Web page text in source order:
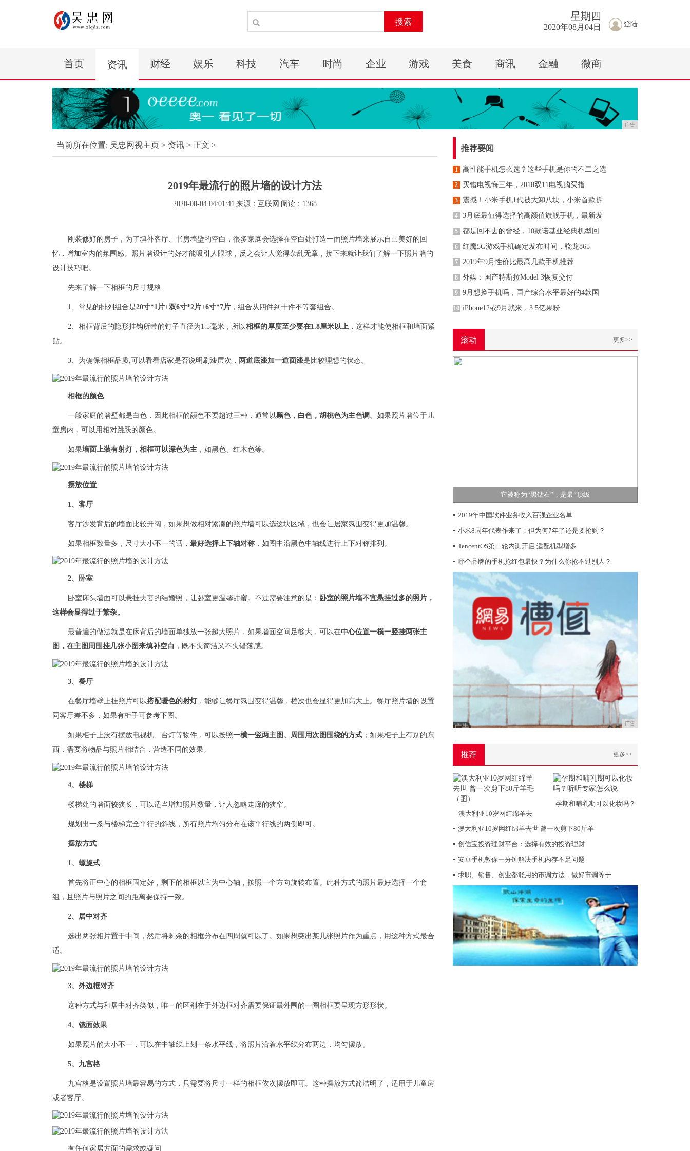
搜索 登陆
星期 四
2020年08月04日
首页 资讯 财经 娱乐 科技 汽车 时尚 企业 游戏 美食 商讯 金融 微商
广告
当前所在位置: 吴忠网视主页 > 资讯 > 正文 >
2019年最流行的照片墙的设计方法
2020-08-04 04:01:41 来源：互联网 阅读：1368
刚装修好的房子，为了填补客厅、书房墙壁的空白，很多家庭会选择在空白处打造一面照片墙来展示自己美好的回
忆，增加室内的氛围感。照片墙设计的好才能吸引人眼球，反之会让人觉得杂乱无章，接下来就让我们了解一下照片墙的
设计技巧吧。
先来了解一下相框的尺寸规格
1、常见的排列组合是20寸*1片+双6寸*2片+6寸*7片 ，组合从四件到十件不等套组合。
2、相框背后的隐形挂钩所带的钉子直径为1.5毫米，所以相框的厚度至少要在1.8厘米以上 ，这样才能使相框和墙面紧
贴。
3、为确保相框品质,可以看看店家是否说明刷漆层次， 两道底漆加一道面漆是比较理想的状态。
相框的颜色
一般家庭的墙壁都是白色，因此相框的颜色不要超过三种，通常以黑色，白色，胡桃色为主色调 。如果照片墙位于儿
童房内，可以用相对跳跃的颜色。
如果墙面上装有射灯，相框可以深色为主 ，如黑色、红木色等。
摆放位置
1、客厅
客厅沙发背后的墙面比较开阔，如果想做相对紧凑的照片墙可以选这块区域，也会让居家氛围变得更加温馨。
如果相框数量多，尺寸大小不一的话， 最好选择上下轴对称 ，如图中沿黑色中轴线进行上下对称排列。
2、卧室
卧室床头墙面可以悬挂夫妻的结婚照，让卧室更温馨甜蜜。不过需要注意的是： 卧室的照片墙不宜悬挂过多的照片，
这样会显得过于繁杂。
最普遍的做法就是在床背后的墙面单独放一张超大照片，如果墙面空间足够大，可以在中心位置一横一竖挂两张主
图，在主图周围挂几张小图来填补空白 ，既不失简洁又不失错落感。
3、餐厅
在餐厅墙壁上挂照片可以搭配暖色的射灯，能够让餐厅氛围变得温馨，档次也会显得更加高大上。餐厅照片墙的设置
同客厅差不多，如果有柜子可参考下图。
如果柜子上没有摆放电视机、台灯等物件，可以按照一横一竖两主图、周围用次图围绕的方式 ；如果柜子上有别的东
西，需要将物品与照片相结合，营造不同的效果。
4、楼梯
楼梯处的墙面较狭长，可以适当增加照片数量，让人忽略走廊的狭窄。
规划出一条与楼梯完全平行的斜线，所有照片均匀分布在该平行线的两侧即可。
摆放方式
1、螺旋式
首先将正中心的相框固定好，剩下的相框以它为中心轴，按照一个方向旋转布置。此种方式的照片最好选择一个套
组，且照片与照片之间的距离要保持一致。
2、居中对齐
选出两张相片置于中间，然后将剩余的相框分布在四周就可以了。如果想突出某几张照片作为重点，用这种方式最合
适。
3、外边框对齐
这种方式与和居中对齐类似，唯一的区别在于外边框对齐需要保证最外围的一圈相框要呈现方形形状。
4、镜面效果
如果照片的大小不一，可以在中轴线上划一条水平线，将照片沿着水平线分布两边，均匀摆放。
5、九宫格
九宫格是设置照片墙最容易的方式，只需要将尺寸一样的相框依次摆放即可。这种摆放方式简洁明了，适用于儿童房
或者客厅。
有任何家居方面的需求或疑问
推荐要闻
1 高性能手机怎么选？这些手机是你的不二之选
2 买错电视悔三年，2018双11电视购买指
3 震撼！小米手机1代被大卸八块，小米首款拆
4 3月底最值得选择的高颜值旗舰手机，最新发
5 都是回不去的曾经，10款诺基亚经典机型回
6 红魔5G游戏手机确定发布时间，骁龙865
7 2019年9月性价比最高几款手机推荐
8 外媒：国产特斯拉Model 3恢复交付
9 9月想换手机吗，国产综合水平最好的4款国
10 iPhone12或9月就来，3.5亿果粉
滚动 更多>>
它被称为“黑钻石”，是最“顶级
▪ 2019年中国软件业务收入百强企业名单
▪ 小米8周年代表作来了：但为何7年了还是要抢购？
▪ TencentOS第二轮内测开启 适配机型增多
▪ 哪个品牌的手机抢红包最快？为什么你抢不过别人？
广告
推荐 更多>>
澳大利亚10岁网红绵羊去
孕期和哺乳期可以化妆吗？
▪ 澳大利亚10岁网红绵羊去世 曾一次剪下80斤羊
▪ 创信宝投资理财平台：选择有效的投资理财
▪ 安卓手机教你一分钟解决手机内存不足问题
▪ 求职、销售、创业都能用的市调方法，做好市调等于